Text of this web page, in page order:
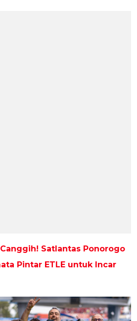
Satlantas Ponorogo
Pintar ETLE untuk Incar